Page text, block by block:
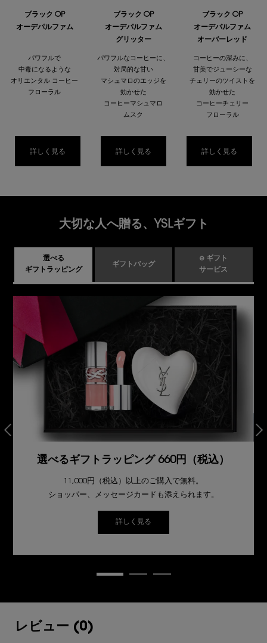
ブラック OP
オーデパルファム
パワフルで
中毒になるような
オリエンタル コーヒー
フローラル
詳しく見る
ブラック OP
オーデパルファム
グリッター
パワフルなコーヒーに、
対局的な甘い
マシュマロのエッジを
効かせた
コーヒーマシュマロ
ムスク
詳しく見る
ブラック OP
オーデパルファム
オーバーレッド
コーヒーの深みに、
甘美でジューシーな
チェリーのツイストを
効かせた
コーヒーチェリー
フローラル
詳しく見る
大切な人へ贈る、YSLギフト
選べる
ギフトラッピング
ギフトバッグ
e ギフト
サービス
選べるギフトラッピング 660円（税込）
11,000円（税込）以上のご購入で無料。
ショッパー、メッセージカードも添えられます。
詳しく見る
レビュー (0)